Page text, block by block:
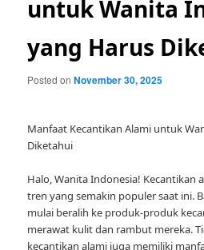
untuk Wanita
yang Harus
Posted onNovember 30, 2025
Manfaat Kecantikan Alami untuk
Diketahui
Halo, Wanita Indonesia! Kecantikan
tren yang semakin populer saat ini.
mulai beralih ke produk-produk
merawat kulit dan rambut mereka.
kecantikan alami juga memiliki